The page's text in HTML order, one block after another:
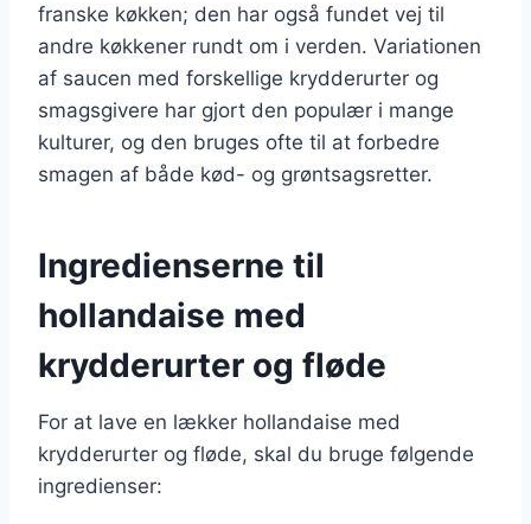
franske køkken; den har også fundet vej til
andre køkkener rundt om i verden. Variationen
af saucen med forskellige krydderurter og
smagsgivere har gjort den populær i mange
kulturer, og den bruges ofte til at forbedre
smagen af både kød- og grøntsagsretter.
Ingredienserne til
hollandaise med
krydderurter og fløde
For at lave en lækker hollandaise med
krydderurter og fløde, skal du bruge følgende
ingredienser: